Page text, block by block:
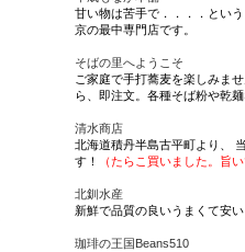
甘い物は苦手で．．．．とい
京の最中専門店です。
そばの里へようこそ
ご家庭で手打蕎麦を楽しみま
ら、即注文。各種そば粉や乾
清水商店
北海道積丹半島古平町より、
す！
（たらこ買いました。旨
北釧水産
新鮮で品質の良いうまくて安
珈琲の王国Beans510